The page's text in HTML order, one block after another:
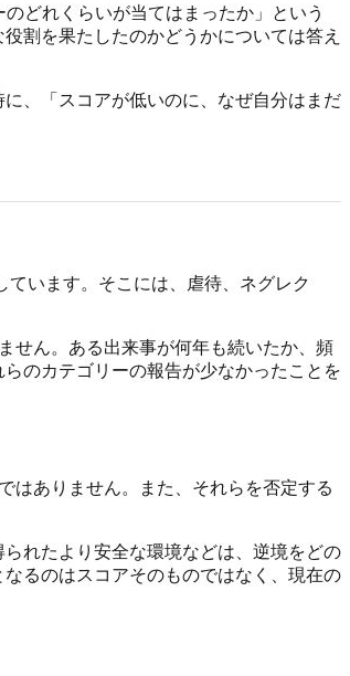
どれくらいが当てはまったか」という
割を果たしたのかどうかについては答え
、「スコアが低いのに、なぜ自分はまだ
います。そこには、虐待、ネグレク
せん。ある出来事が何年も続いたか、頻
のカテゴリーの報告が少なかったことを
はありません。また、それらを否定する
れたより安全な環境などは、逆境をどの
るのはスコアそのものではなく、現在の